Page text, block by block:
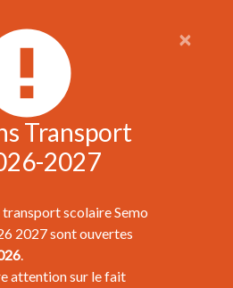
×
Transport
2027
scolaire Semo
2027 sont ouvertes
.
attention sur le fait